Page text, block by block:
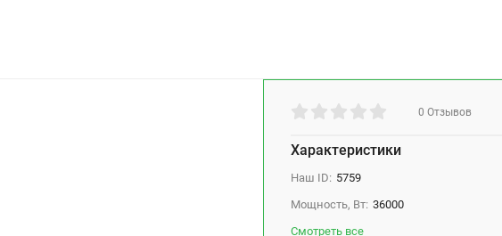
0 Отзывов
Характеристики
Наш ID: 5759
Мощность, Вт: 36000
Смотреть все